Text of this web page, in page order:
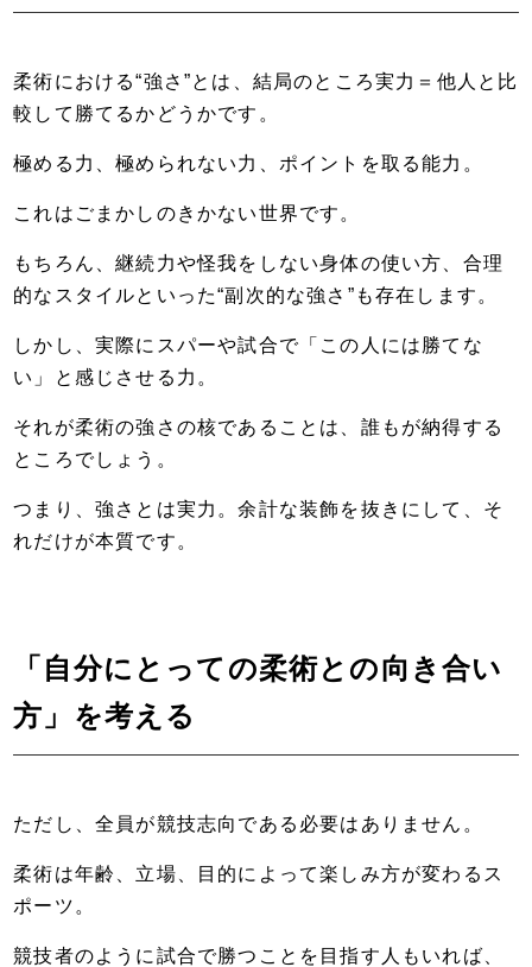
柔術における“強さ”とは、結局のところ実力＝他人と比
較して勝てるかどうかです。
極める力、極められない力、ポイントを取る能力。
これはごまかしのきかない世界です。
もちろん、継続力や怪我をしない身体の使い方、合理
的なスタイルといった“副次的な強さ”も存在します。
しかし、実際にスパーや試合で「この人には勝てな
い」と感じさせる力。
それが柔術の強さの核であることは、誰もが納得する
ところでしょう。
つまり、強さとは実力。余計な装飾を抜きにして、そ
れだけが本質です。
「自分にとっての柔術との向き合い
方」を考える
ただし、全員が競技志向である必要はありません。
柔術は年齢、立場、目的によって楽しみ方が変わるス
ポーツ。
競技者のように試合で勝つことを目指す人もいれば、